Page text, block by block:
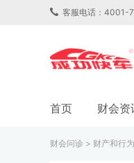
客服电话：4001-
首页 财会资
财会问诊 > 财产和行